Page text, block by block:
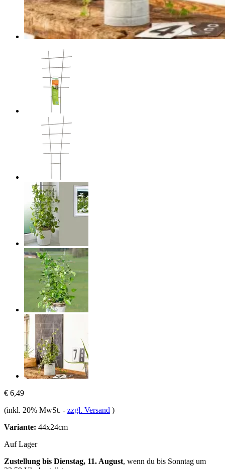
€ 6,49
(inkl. 20% MwSt. - zzgl. Versand )
Variante: 44x24cm
Auf Lager
Zustellung bis Dienstag, 11. August, wenn du bis Sonntag um